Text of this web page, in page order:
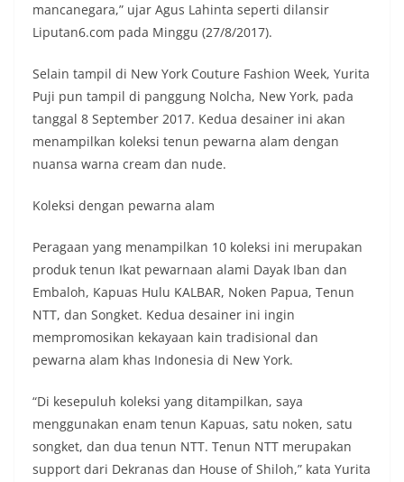
mancanegara,” ujar Agus Lahinta seperti dilansir
Liputan6.com pada Minggu (27/8/2017).
Selain tampil di New York Couture Fashion Week, Yurita
Puji pun tampil di panggung Nolcha, New York, pada
tanggal 8 September 2017. Kedua desainer ini akan
menampilkan koleksi tenun pewarna alam dengan
nuansa warna cream dan nude.
Koleksi dengan pewarna alam
Peragaan yang menampilkan 10 koleksi ini merupakan
produk tenun Ikat pewarnaan alami Dayak Iban dan
Embaloh, Kapuas Hulu KALBAR, Noken Papua, Tenun
NTT, dan Songket. Kedua desainer ini ingin
mempromosikan kekayaan kain tradisional dan
pewarna alam khas Indonesia di New York.
“Di kesepuluh koleksi yang ditampilkan, saya
menggunakan enam tenun Kapuas, satu noken, satu
songket, dan dua tenun NTT. Tenun NTT merupakan
support dari Dekranas dan House of Shiloh,” kata Yurita